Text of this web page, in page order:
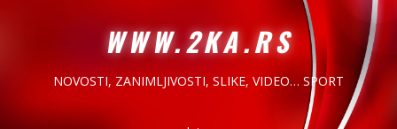
WWW.2KA.RS
NOVOSTI, ZANIMLJIVOSTI, SLIKE, VIDEO… SPORT